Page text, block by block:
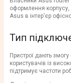
оформлення корпусу,
Asus в інтер'єр
Тип
Пристрої дають
користувачів із
підтримує частоти